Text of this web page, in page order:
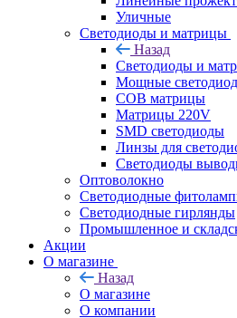
Уличные
Светодиоды и матрицы
Назад
Светодиоды и
Мощные
COB матрицы
Матрицы 220V
SMD светодиоды
Линзы для
Светодиоды
Оптоволокно
Светодиодные
Светодиодные гирлянды
Промышленное и
Акции
О магазине
Назад
О магазине
О компании